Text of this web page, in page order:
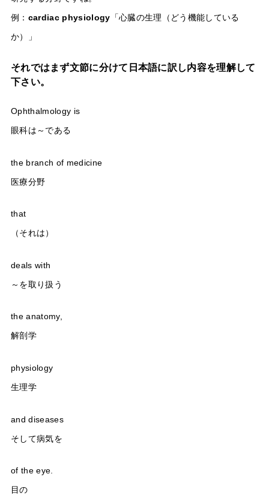
例： cardiac physiology 「心臓の生理（どう機能している
か）」
それではまず文節に分けて日本語に訳し内容を理解して
下さい。
Ophthalmology is
眼科は～である
the branch of medicine
医療分野
that
（それは）
deals with
～を取り扱う
the anatomy,
解剖学
physiology
生理学
and diseases
そして病気を
of the eye.
目の